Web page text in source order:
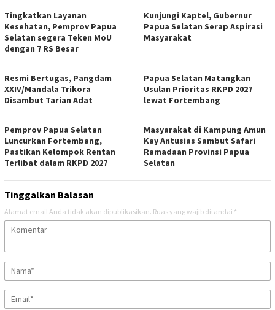
Tingkatkan Layanan
Kesehatan, Pemprov Papua
Selatan segera Teken MoU
dengan 7 RS Besar
Kunjungi Kaptel, Gubernur
Papua Selatan Serap Aspirasi
Masyarakat
Resmi Bertugas, Pangdam
XXIV/Mandala Trikora
Disambut Tarian Adat
Papua Selatan Matangkan
Usulan Prioritas RKPD 2027
lewat Fortembang
Pemprov Papua Selatan
Luncurkan Fortembang,
Pastikan Kelompok Rentan
Terlibat dalam RKPD 2027
Masyarakat di Kampung Amun
Kay Antusias Sambut Safari
Ramadaan Provinsi Papua
Selatan
Tinggalkan Balasan
Alamat email Anda tidak akan dipublikasikan. Ruas yang wajib ditandai *